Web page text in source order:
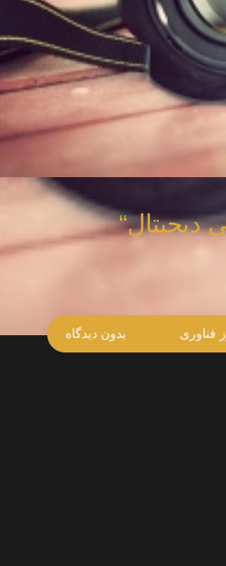
دیجیتال“
فناوری بدون دیدگاه